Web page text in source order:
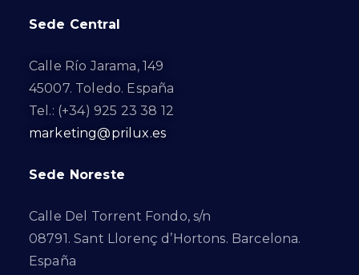
Sede Central
Calle Río Jarama, 149
45007. Toledo. España
Tel.: (+34) 925 23 38 12
marketing@prilux.es
Sede Noreste
Calle Del Torrent Fondo, s/n
08791. Sant Llorenç d’Hortons. Barcelona.
España